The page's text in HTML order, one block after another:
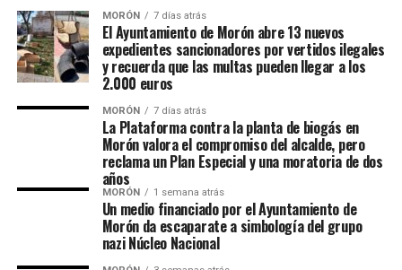
MORÓN 7 días atrás
El Ayuntamiento de Morón abre 13 nuevos
expedientes sancionadores por vertidos ilegales
y recuerda que las multas pueden llegar a los
2.000 euros
MORÓN 7 días atrás
La Plataforma contra la planta de biogás en
Morón valora el compromiso del alcalde, pero
reclama un Plan Especial y una moratoria de dos
años
MORÓN 1 semana atrás
Un medio financiado por el Ayuntamiento de
Morón da escaparate a simbología del grupo
nazi Núcleo Nacional